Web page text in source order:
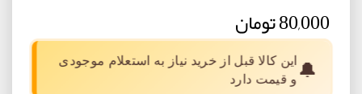
80,000 تومان
🔔این کالا قبل از خرید نیاز به استعلام موجودی
و قیمت دارد